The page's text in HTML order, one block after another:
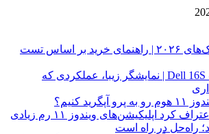
بهترین کروم‌بوک‌های ۲۰۲۶ | راهنمای خرید بر اساس تست
بررسی لپ‌تاپ Dell 16S | نمایشگر زیبا، عملکردی که
کنیم؟
مایکروسافت اعتراف کرد اپلیکیشن‌های ویندوز ۱۱ رم زیادی
راه‌حل در راه است